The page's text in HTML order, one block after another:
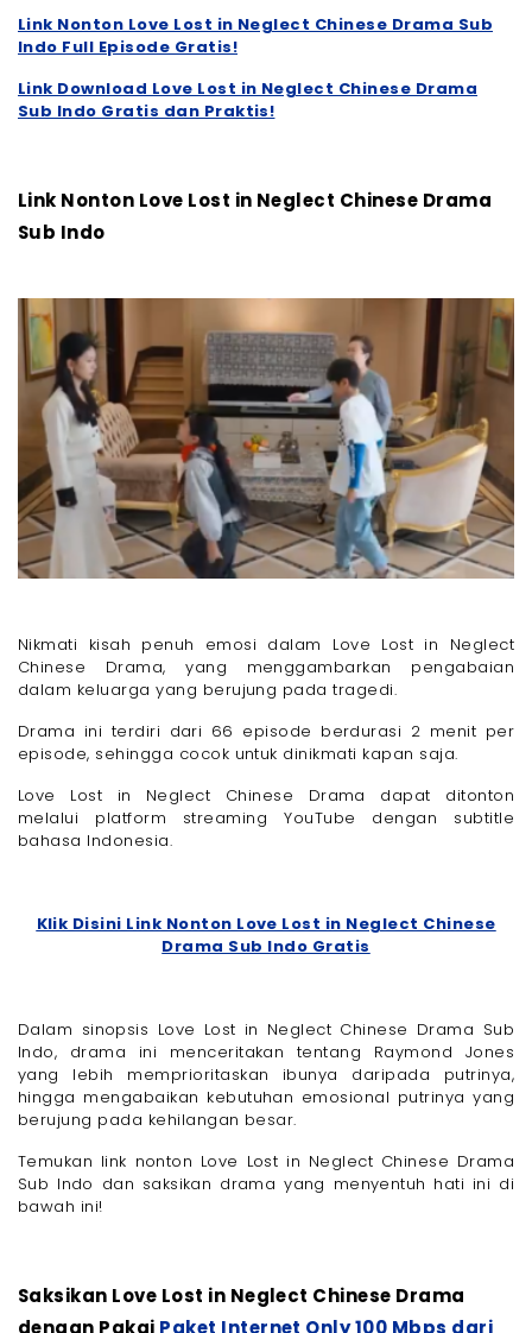
Link Nonton Love Lost in Neglect Chinese Drama Sub
Indo Full Episode Gratis!
Link Download Love Lost in Neglect Chinese Drama
Sub Indo Gratis dan Praktis!
Link Nonton Love Lost in Neglect Chinese Drama
Sub Indo
Nikmati kisah penuh emosi dalam Love Lost in Neglect
Chinese Drama, yang menggambarkan pengabaian
dalam keluarga yang berujung pada tragedi.
Drama ini terdiri dari 66 episode berdurasi 2 menit per
episode, sehingga cocok untuk dinikmati kapan saja.
Love Lost in Neglect Chinese Drama dapat ditonton
melalui platform streaming YouTube dengan subtitle
bahasa Indonesia.
Klik Disini Link Nonton Love Lost in Neglect Chinese
Drama Sub Indo Gratis
Dalam sinopsis Love Lost in Neglect Chinese Drama Sub
Indo, drama ini menceritakan tentang Raymond Jones
yang lebih memprioritaskan ibunya daripada putrinya,
hingga mengabaikan kebutuhan emosional putrinya yang
berujung pada kehilangan besar.
Temukan link nonton Love Lost in Neglect Chinese Drama
Sub Indo dan saksikan drama yang menyentuh hati ini di
bawah ini!
Saksikan Love Lost in Neglect Chinese Drama
dengan Pakai Paket Internet Only 100 Mbps dari